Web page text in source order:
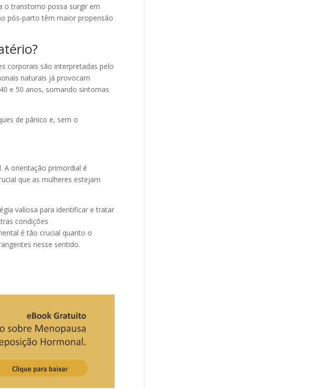
o transtorno possa surgir em
pós-parto têm maior propensão
corporais são interpretadas pelo
naturais já provocam
e 50 anos, somando sintomas
de pânico e, sem o
A orientação primordial é
que as mulheres estejam
valiosa para identificar e tratar
condições
é tão crucial quanto o
nesse sentido.